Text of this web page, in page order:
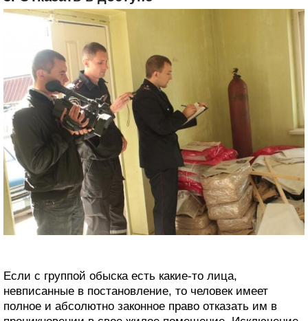
Если с группой обыска есть какие-то лица,
невписанные в постановление, то человек имеет
полное и абсолютно законное право отказать им в